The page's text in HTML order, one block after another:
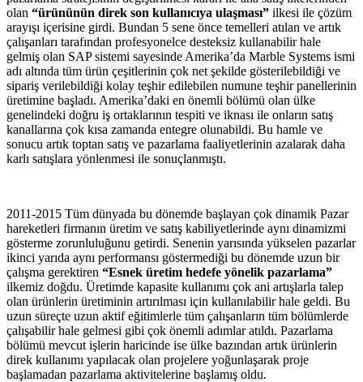
olan “ürününün direk son kullanıcıya ulaşması” ilkesi ile çözüm
arayışı içerisine girdi. Bundan 5 sene önce temelleri atılan ve artık
çalışanları tarafından profesyonelce desteksiz kullanabilir hale
gelmiş olan SAP sistemi sayesinde Amerika’da Marble Systems ismi
adı altında tüm ürün çeşitlerinin çok net şekilde gösterilebildiği ve
sipariş verilebildiği kolay teşhir edilebilen numune teşhir panellerinin
üretimine başladı. Amerika’daki en önemli bölümü olan ülke
genelindeki doğru iş ortaklarının tespiti ve iknası ile onların satış
kanallarına çok kısa zamanda entegre olunabildi. Bu hamle ve
sonucu artık toptan satış ve pazarlama faaliyetlerinin azalarak daha
karlı satışlara yönlenmesi ile sonuçlanmıştı.
2011-2015 Tüm dünyada bu dönemde başlayan çok dinamik Pazar
hareketleri firmanın üretim ve satış kabiliyetlerinde aynı dinamizmi
gösterme zorunluluğunu getirdi. Senenin yarısında yükselen pazarlar
ikinci yarıda aynı performansı göstermediği bu dönemde uzun bir
çalışma gerektiren “Esnek üretim hedefe yönelik pazarlama”
ilkemiz doğdu. Üretimde kapasite kullanımı çok ani artışlarla talep
olan ürünlerin üretiminin artırılması için kullanılabilir hale geldi. Bu
uzun süreçte uzun aktif eğitimlerle tüm çalışanların tüm bölümlerde
çalışabilir hale gelmesi gibi çok önemli adımlar atıldı. Pazarlama
bölümü mevcut işlerin haricinde ise ülke bazından artık ürünlerin
direk kullanımı yapılacak olan projelere yoğunlaşarak proje
başlamadan pazarlama aktivitelerine başlamış oldu.